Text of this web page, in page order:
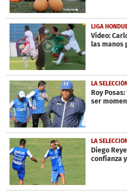
LIGA
Video:
las manos
LA SELECCIÓN
Roy
ser
LA SELECCIÓN
Diego
confianza